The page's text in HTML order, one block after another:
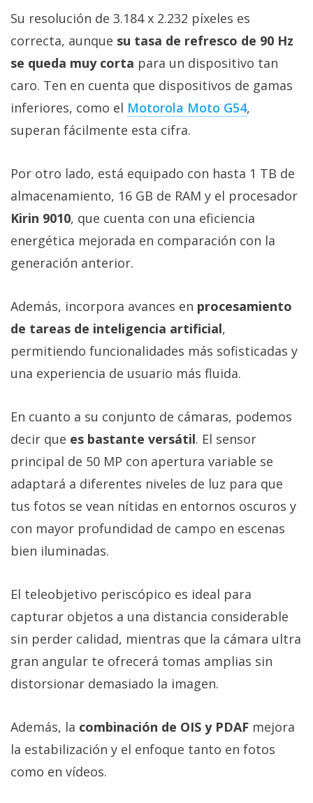
Su resolución de 3.184 x 2.232 píxeles es
correcta, aunque su tasa de refresco de 90 Hz
se queda muy corta para un dispositivo tan
caro. Ten en cuenta que dispositivos de gamas
inferiores, como el Motorola Moto G54,
superan fácilmente esta cifra.
Por otro lado, está equipado con hasta 1 TB de
almacenamiento, 16 GB de RAM y el procesador
Kirin 9010, que cuenta con una eficiencia
energética mejorada en comparación con la
generación anterior.
Además, incorpora avances en procesamiento
de tareas de inteligencia artificial,
permitiendo funcionalidades más sofisticadas y
una experiencia de usuario más fluida.
En cuanto a su conjunto de cámaras, podemos
decir que es bastante versátil. El sensor
principal de 50 MP con apertura variable se
adaptará a diferentes niveles de luz para que
tus fotos se vean nítidas en entornos oscuros y
con mayor profundidad de campo en escenas
bien iluminadas.
El teleobjetivo periscópico es ideal para
capturar objetos a una distancia considerable
sin perder calidad, mientras que la cámara ultra
gran angular te ofrecerá tomas amplias sin
distorsionar demasiado la imagen.
Además, la combinación de OIS y PDAF mejora
la estabilización y el enfoque tanto en fotos
como en vídeos.